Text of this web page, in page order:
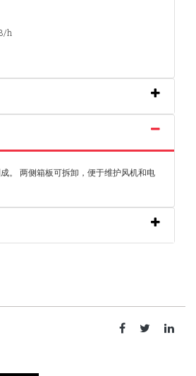
h
。 两侧箱板可拆卸，便于维护风机和电